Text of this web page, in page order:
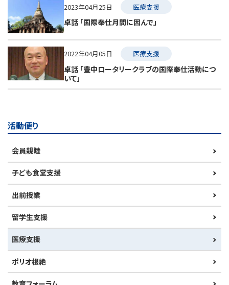
2023年04月25日 医療支援
卓話 「国際奉仕月間に因んで」
2022年04月05日 医療支援
卓話 「豊中ロータリークラブの国際奉仕活動につ
いて」
活動便り
会員親睦
子ども食堂支援
出前授業
留学生支援
医療支援
ポリオ根絶